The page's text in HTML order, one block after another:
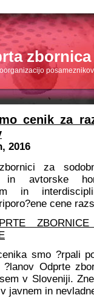
cenik za
2016
za
in avtorske
in
cene
smo ?rpali
?lanov Odprte
v Sloveniji.
javnem in